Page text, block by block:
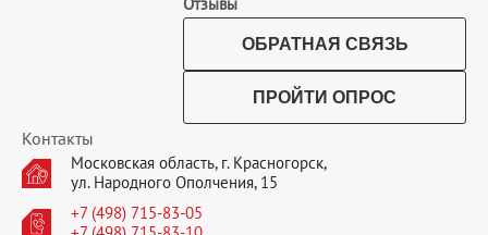
ОБРАТНАЯ СВЯЗЬ
ПРОЙТИ ОПРОС
Контакты
Московская область, г. Красногорск,
ул. Народного Ополчения, 15
+7 (498) 715-83-05